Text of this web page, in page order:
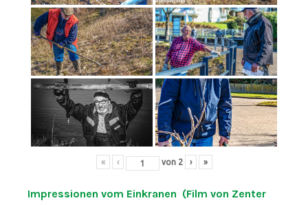
« ‹ von 2 › »
Impressionen vom Einkranen (Film von Zenter